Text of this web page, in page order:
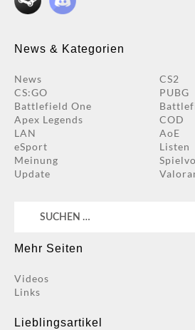
News & Kategorien
News
CS2
CS:GO
PUBG
Battlefield One
Apex Legends
COD
LAN
AoE
eSport
Listen
Meinung
Update
Suchen
Mehr Seiten
Videos
Links
Lieblingsartikel